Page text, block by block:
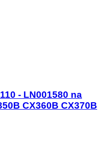
- LN001580 na
CX360B CX370B